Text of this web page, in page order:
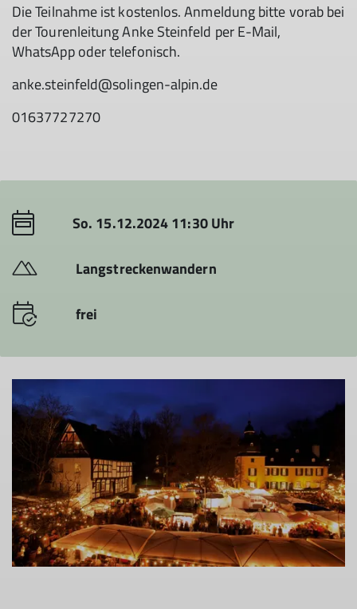
Die Teilnahme ist kostenlos. Anmeldung bitte vorab bei
der Tourenleitung Anke Steinfeld per E-Mail,
WhatsApp oder telefonisch.
anke.steinfeld@solingen-alpin.de
01637727270
So. 15.12.2024 11:30 Uhr
Langstreckenwandern
frei